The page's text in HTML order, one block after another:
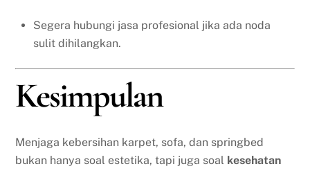
Segera hubungi jasa profesional jika ada noda
sulit dihilangkan.
Kesimpulan
Menjaga kebersihan karpet, sofa, dan springbed
bukan hanya soal estetika, tapi juga soal kesehatan